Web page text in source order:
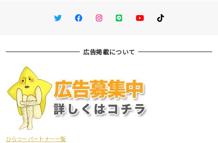
TwitterFacebookInstagram
LINE You TubeTikTok
広告掲載について
ひらつーパートナー一覧